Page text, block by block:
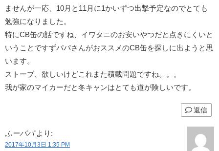
ませんが一応、10月と11月に1かいずつ出撃予定なのでとても
勉強になりました。
特にCB缶の話ですね、イワタニのお安いやつだと点きにくいと
いうことですずパパさんがおススメのCB缶を探しに出ようと思
います。
ストーブ、欲しいけどこれまた積載問題ですね。。。
我が家のマイカーだと冬キャンはとても道が険しいです。
返信
ふーパパ より:
2017年10月3日 1:35 PM